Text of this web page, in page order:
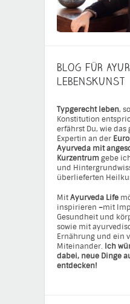
BLOG FÜR
LEBENSKUNST
Typgerecht leben,
Konstitution
erfährst Du, wie das
Expertin an der
Ayurveda mit
Kurzentrumgebe
und
überlieferten
MitAyurveda Life
inspirieren –mit
Gesundheit und
sowie mit
Ernährung und ein
Miteinander. Ich
dabei, neue Dinge
entdecken!